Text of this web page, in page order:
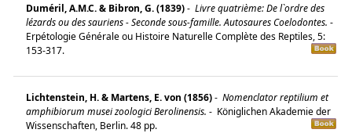
Duméril, A.M.C. & Bibron, G. (1839)- Livre quatrième: De l`ordre des
lézards ou des sauriens - Seconde sous-famille. Autosaures Coelodontes. -
Erpétologie Générale ou Histoire Naturelle Complète des Reptiles, 5:
153-317.
Lichtenstein, H. & Martens, E. von (1856)- Nomenclator reptilium et
amphibiorum musei zoologici Berolinensis. - Königlichen Akademie der
Wissenschaften, Berlin. 48 pp.